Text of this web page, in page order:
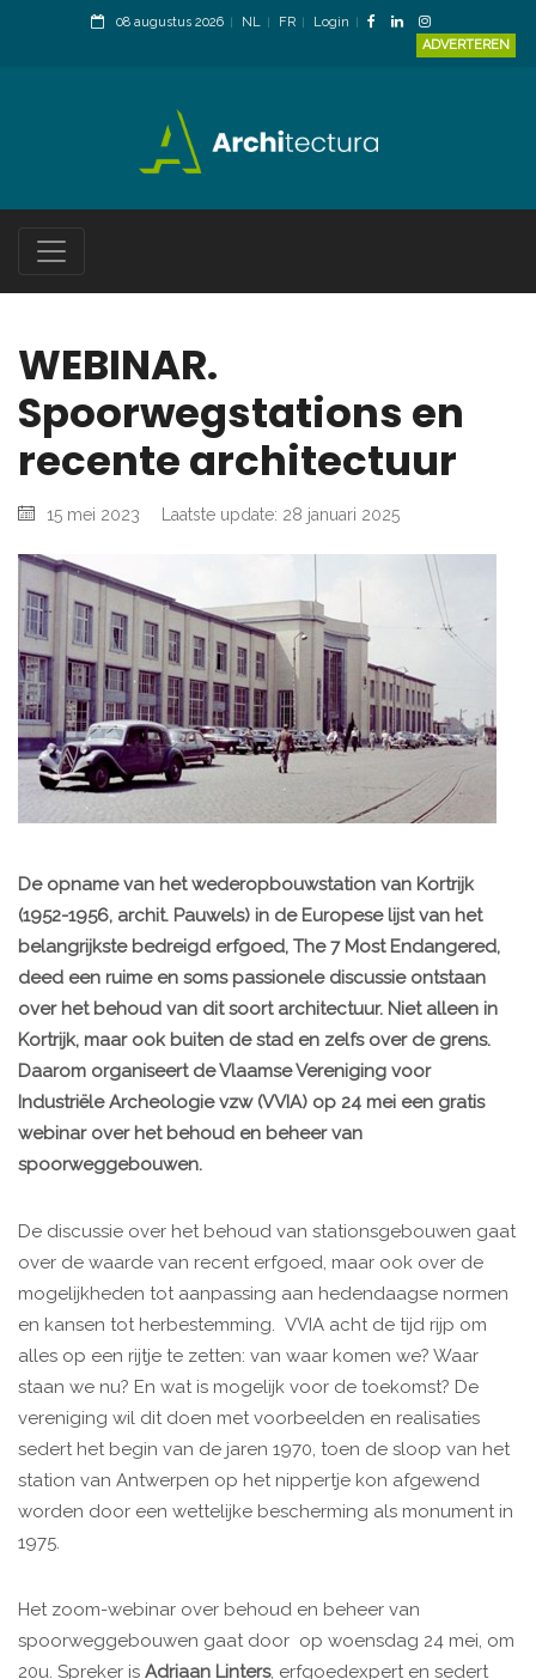
08 augustus 2026 NL FR
Login
ADVERTEREN
WEBINAR.
Spoorwegstations en
recente architectuur
15 mei 2023 Laatste update: 28 januari 2025
De opname van het wederopbouwstation van Kortrijk
(1952-1956, archit. Pauwels) in de Europese lijst van het
belangrijkste bedreigd erfgoed, The 7 Most Endangered,
deed een ruime en soms passionele discussie ontstaan
over het behoud van dit soort architectuur. Niet alleen in
Kortrijk, maar ook buiten de stad en zelfs over de grens.
Daarom organiseert de Vlaamse Vereniging voor
Industriële Archeologie vzw (VVIA) op 24 mei een gratis
webinar over het behoud en beheer van
spoorweggebouwen.
De discussie over het behoud van stationsgebouwen gaat
over de waarde van recent erfgoed, maar ook over de
mogelijkheden tot aanpassing aan hedendaagse normen
en kansen tot herbestemming. VVIA acht de tijd rijp om
alles op een rijtje te zetten: van waar komen we? Waar
staan we nu? En wat is mogelijk voor de toekomst? De
vereniging wil dit doen met voorbeelden en realisaties
sedert het begin van de jaren 1970, toen de sloop van het
station van Antwerpen op het nippertje kon afgewend
worden door een wettelijke bescherming als monument in
1975.
Het zoom-webinar over behoud en beheer van
spoorweggebouwen gaat door op woensdag 24 mei, om
20u. Spreker is Adriaan Linters, erfgoedexpert en sedert